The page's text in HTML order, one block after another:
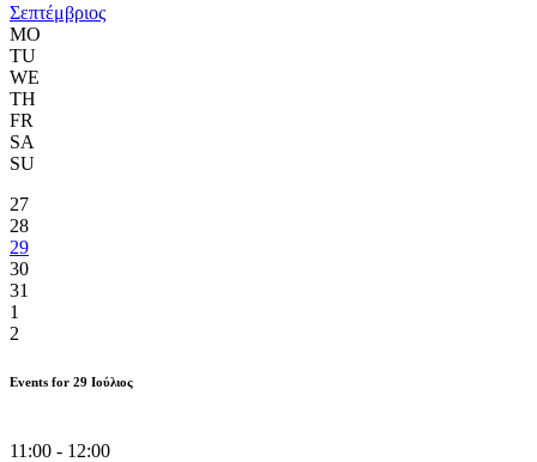
Σεπτέμβριος
MO
TU
WE
TH
FR
SA
SU
27
28
29
30
31
1
2
Events for 29 Ιούλιος
11:00 - 12:00